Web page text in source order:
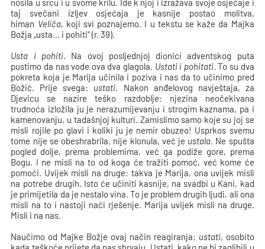
nosila u srcu i u svome krilu. Ide k njoj i izražava svoje osjećaje i
taj svečani izljev osjećaja je kasnije postao molitva,
himan Veliča, koji svi poznajemo. I u tekstu se kaže da Majka
Božja „usta… i pohiti“ (r. 39).
Usta i pohiti. Na ovoj posljednjoj dionici adventskog puta
pustimo da nas vode ova dva glagola. Ustatii pohitati. To su dva
pokreta koja je Marija učinila i poziva i nas da to učinimo pred
Božić. Prije svega: ustati. Nakon anđelovog navještaja, za
Djevicu se nazire teško razdoblje: njezina neočekivana
trudnoća izložila ju je nerazumijevanju i strogim kaznama, pa i
kamenovanju, u tadašnjoj kulturi. Zamislimo samo koje su joj se
misli rojile po glavi i koliki ju je nemir obuzeo! Usprkos svemu
tome nije se obeshrabrila, nije klonula, već je ustala. Ne spušta
pogled dolje, prema problemima, već ga podiže gore, prema
Bogu. I ne misli na to od koga će tražiti pomoć, već kome će
pomoći. Uvijek misli na druge: takva je Marija, ona uvijek misli
na potrebe drugih. Isto će učiniti kasnije, na svadbi u Kani, kad
je primijetila da je nestalo vina. To je problem drugih ljudi, ali ona
misli na to i nastoji naći rješenje. Marija uvijek misli na druge.
Misli i na nas.
Naučimo od Majke Božje ovaj način reagiranja: ustati, osobito